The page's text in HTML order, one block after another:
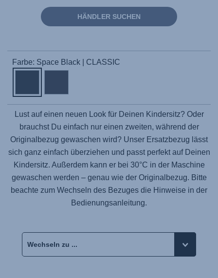
HÄNDLER SUCHEN
Farbe: Space Black | CLASSIC
Lust auf einen neuen Look für Deinen Kindersitz? Oder
brauchst Du einfach nur einen zweiten, während der
Originalbezug gewaschen wird? Unser Ersatzbezug lässt
sich ganz einfach überziehen und passt perfekt auf Deinen
Kindersitz. Außerdem kann er bei 30°C in der Maschine
gewaschen werden – genau wie der Originalbezug. Bitte
beachte zum Wechseln des Bezuges die Hinweise in der
Bedienungsanleitung.